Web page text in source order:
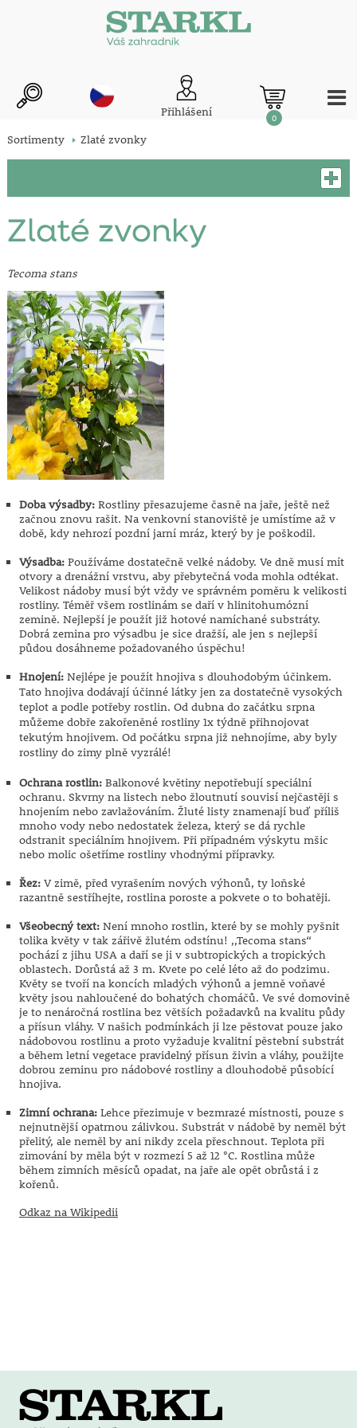
Přihlášení 0
Sortimenty Zlaté zvonky
Zlaté zvonky
Tecoma stans
Doba výsadby:Rostliny přesazujeme časně na jaře, ještě než
začnou znovu rašit. Na venkovní stanoviště je umístíme až v
době, kdy nehrozí pozdní jarní mráz, který by je poškodil.
Výsadba: Používáme dostatečně velké nádoby. Ve dně musí mít
otvory a drenážní vrstvu, aby přebytečná voda mohla odtékat.
Velikost nádoby musí být vždy ve správném poměru k velikosti
rostliny. Téměř všem rostlinám se daří v hlinitohumózní
zemině. Nejlepší je použít již hotové namíchané substráty.
Dobrá zemina pro výsadbu je sice dražší, ale jen s nejlepší
půdou dosáhneme požadovaného úspěchu!
Hnojení:Nejlépe je použít hnojiva s dlouhodobým účinkem.
Tato hnojiva dodávají účinné látky jen za dostatečně vysokých
teplot a podle potřeby rostlin. Od dubna do začátku srpna
můžeme dobře zakořeněné rostliny 1x týdně přihnojovat
tekutým hnojivem. Od počátku srpna již nehnojíme, aby byly
rostliny do zimy plně vyzrálé!
Ochrana rostlin:Balkonové květiny nepotřebují speciální
ochranu. Skvrny na listech nebo žloutnutí souvisí nejčastěji s
hnojením nebo zavlažováním. Žluté listy znamenají buď příliš
mnoho vody nebo nedostatek železa, který se dá rychle
odstranit speciálním hnojivem. Při případném výskytu mšic
nebo molic ošetříme rostliny vhodnými přípravky.
Řez:V zimě, před vyrašením nových výhonů, ty loňské
razantně sestříhejte, rostlina poroste a pokvete o to bohatěji.
Všeobecný text:Není mnoho rostlin, které by se mohly pyšnit
tolika květy v tak zářivě žlutém odstínu! ,,Tecoma stans“
pochází z jihu USA a daří se ji v subtropických a tropických
oblastech. Dorůstá až 3 m. Kvete po celé léto až do podzimu.
Květy se tvoří na koncích mladých výhonů a jemně voňavé
květy jsou nahloučené do bohatých chomáčů. Ve své domovině
je to nenáročná rostlina bez větších požadavků na kvalitu půdy
a přísun vláhy. V našich podmínkách ji lze pěstovat pouze jako
nádobovou rostlinu a proto vyžaduje kvalitní pěstební substrát
a během letní vegetace pravidelný přísun živin a vláhy, použijte
dobrou zeminu pro nádobové rostliny a dlouhodobě působící
hnojiva.
Zimní ochrana:Lehce přezimuje v bezmrazé místnosti, pouze s
nejnutnější opatrnou zálivkou. Substrát v nádobě by neměl být
přelitý, ale neměl by ani nikdy zcela přeschnout. Teplota při
zimování by měla být v rozmezí 5 až 12 °C. Rostlina může
během zimních měsíců opadat, na jaře ale opět obrůstá i z
kořenů.
Odkaz na Wikipedii